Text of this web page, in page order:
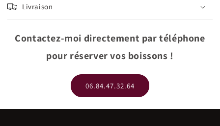
Livraison
Contactez-moi directement par téléphone
pour réserver vos boissons !
06.84.47.32.64